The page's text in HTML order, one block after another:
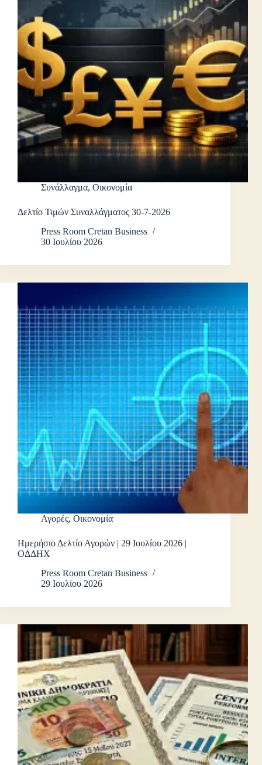
Συνάλλαγμα, Οικονομία
Δελτίο Τιμών Συναλλάγματος 30-7-2026
Press Room Cretan Business
30 Ιουλίου 2026
Αγορές, Οικονομία
Ημερήσιο Δελτίο Αγορών | 29 Ιουλίου 2026 |
ΟΔΔΗΧ
Press Room Cretan Business
29 Ιουλίου 2026